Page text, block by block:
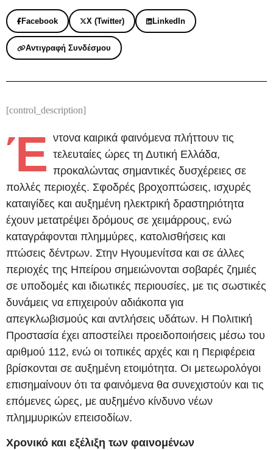
Facebook X (Twitter) LinkedIn
Αντιγραφή Συνδέσμου
[control_description]
Έ ντονα καιρικά φαινόμενα πλήττουν τις
τελευταίες ώρες τη Δυτική Ελλάδα,
προκαλώντας σημαντικές δυσχέρειες σε
πολλές περιοχές. Σφοδρές βροχοπτώσεις, ισχυρές
καταιγίδες και αυξημένη ηλεκτρική δραστηριότητα
έχουν μετατρέψει δρόμους σε χειμάρρους, ενώ
καταγράφονται πλημμύρες, κατολισθήσεις και
πτώσεις δέντρων. Στην Ηγουμενίτσα και σε άλλες
περιοχές της Ηπείρου σημειώνονται σοβαρές ζημιές
σε υποδομές και ιδιωτικές περιουσίες, με τις σωστικές
δυνάμεις να επιχειρούν αδιάκοπα για
απεγκλωβισμούς και αντλήσεις υδάτων. Η Πολιτική
Προστασία έχει αποστείλει προειδοποιήσεις μέσω του
αριθμού 112, ενώ οι τοπικές αρχές και η Περιφέρεια
βρίσκονται σε αυξημένη ετοιμότητα. Οι μετεωρολόγοι
επισημαίνουν ότι τα φαινόμενα θα συνεχιστούν και τις
επόμενες ώρες, με αυξημένο κίνδυνο νέων
πλημμυρικών επεισοδίων.
Χρονικό και εξέλιξη των φαινομένων